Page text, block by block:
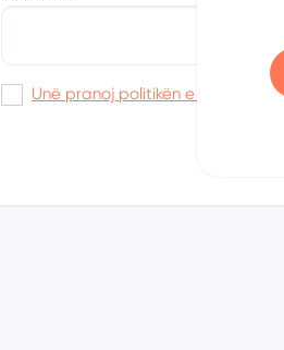
Unë pranoj politikën e privatësisë